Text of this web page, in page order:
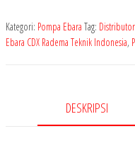
Kategori: Pompa Ebara Tag:
Ebara CDX Radema Teknik Indonesia,
DESKRIPSI